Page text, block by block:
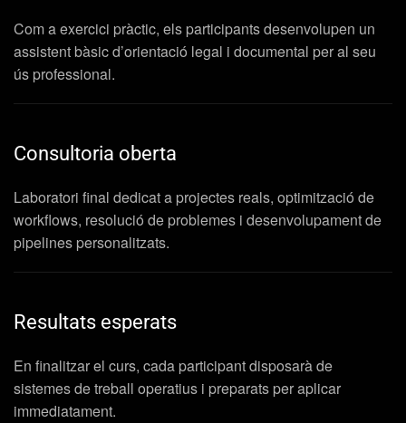
Com a exercici pràctic, els participants desenvolupen un
assistent bàsic d’orientació legal i documental per al seu
ús professional.
Consultoria oberta
Laboratori final dedicat a projectes reals, optimització de
workflows, resolució de problemes i desenvolupament de
pipelines personalitzats.
Resultats esperats
En finalitzar el curs, cada participant disposarà de
sistemes de treball operatius i preparats per aplicar
immediatament.